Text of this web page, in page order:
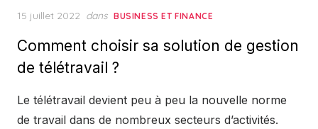
Posted
15 juillet 2022 dans BUSINESS ET FINANCE
Comment choisir sa solution de gestion
de télétravail ?
Le télétravail devient peu à peu la nouvelle norme
de travail dans de nombreux secteurs d’activités.